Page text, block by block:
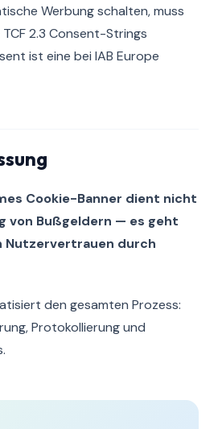
Werbung schalten, muss
2.3 Consent-Strings
ist eine bei IAB Europe
Cookie-Banner dient nicht
von Bußgeldern — es geht
Nutzervertrauen durch
den gesamten Prozess:
Protokollierung und